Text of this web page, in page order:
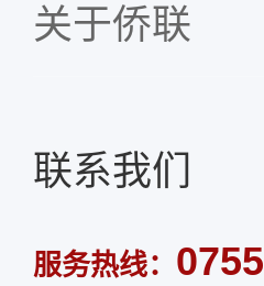
关于侨联
联系我们
服务热线：